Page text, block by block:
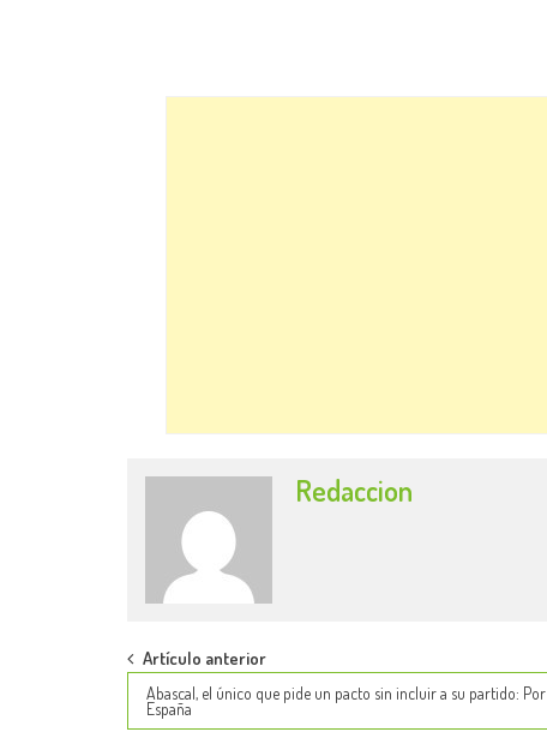
Redaccion
Post
navigation
Artículo anterior
Abascal, el único que pide un pacto sin incluir a su partido: Por
España